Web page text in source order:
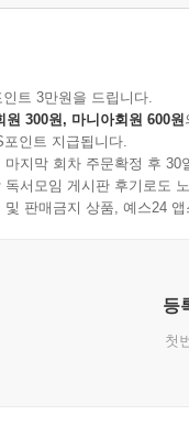
트 3만원을 드립니다.
원 300원, 마니아회원 600원
인트 지급됩니다.
지막 회차 주문확정 후
서모임 게시판 후기로도
판매금지 상품, 예스24
등
첫